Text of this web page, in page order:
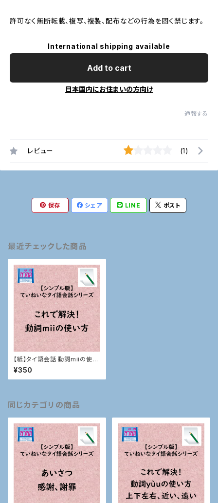
許可なく無断転載、複写、複製、配布などの行為を固く禁じます。
International shipping available
Add to cart
日本国内にお住まいの方向け
通報する
レビュー (1)
保存 シェア LINE ポスト
最近チェックした商品
【紙】タイ語会話 動詞miiの使い
方
¥350
同じカテゴリの商品